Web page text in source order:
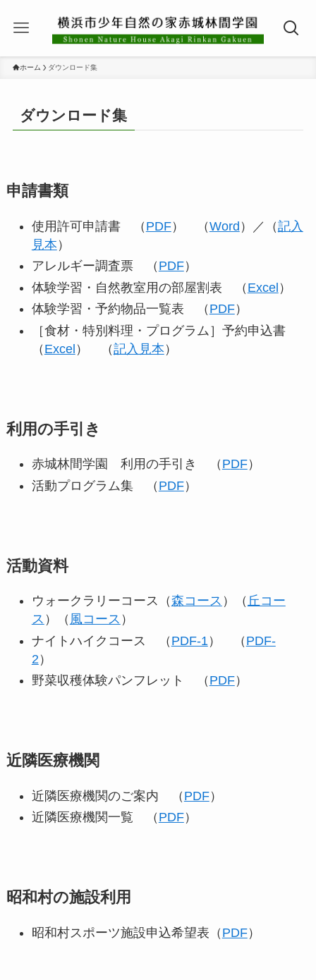
ホーム ダウンロード集
ダウンロード集
申請書類
使用許可申請書 （ PDF） （Word ）／（記入
見本 ）
アレルギー調査票 （ PDF）
体験学習・自然教室用の部屋割表 （ Excel ）
体験学習・予約物品一覧表 （ PDF）
［食材・特別料理・プログラム］予約申込書
（ Excel ） （記入見本 ）
利用の手引き
赤城林間学園 利用の手引き （ PDF）
活動プログラム集 （ PDF）
活動資料
ウォークラリーコース（森コース ）（ 丘コー
ス ）（ 風コース ）
ナイトハイクコース （ PDF-1 ） （ PDF-
2 ）
野菜収穫体験パンフレット （ PDF）
近隣医療機関
近隣医療機関のご案内 （ PDF）
近隣医療機関一覧 （ PDF）
昭和村の施設利用
昭和村スポーツ施設申込希望表（ PDF）